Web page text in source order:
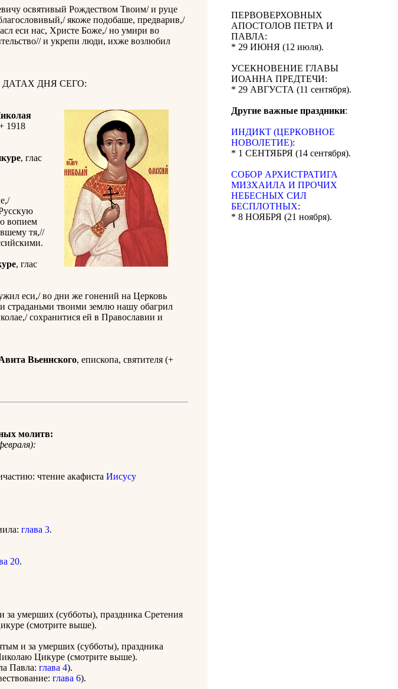
освятивый Рождеством Твоим/ и руце
якоже подобаше, предварив,/
еси нас, Христе Боже,/ но умири во
и укрепи люди, ихже возлюбил
ДНЯ СЕГО:
1918
, глас
вопием
тя,//
, глас
еси,/ во дни же гонений на Церковь
страданьми твоими землю нашу обагрил
сохранитися ей в Православии и
Вьеннского, епископа, святителя (+
молитв:
чтение акафиста Иисусу
глава 3.
20.
за умерших (субботы), праздника Сретения
(смотрите выше).
и за умерших (субботы), праздника
Цикуре (смотрите выше).
Павла: глава 4).
глава 6).
ПЕРВОВЕРХОВНЫХ
АПОСТОЛОВ ПЕТРА И
ПАВЛА:
* 29 ИЮНЯ (12 июля).
УСЕКНОВЕНИЕ ГЛАВЫ
ИОАННА ПРЕДТЕЧИ:
* 29 АВГУСТА (11 сентября).
Другие важные праздники:
ИНДИКТ (ЦЕРКОВНОЕ
НОВОЛЕТИЕ):
* 1 СЕНТЯБРЯ (14 сентября).
CОБОР АРХИСТРАТИГА
МИЗХАИЛА И ПРОЧИХ
НЕБЕСНЫХ СИЛ
БЕСПЛОТНЫХ:
* 8 НОЯБРЯ (21 ноября).